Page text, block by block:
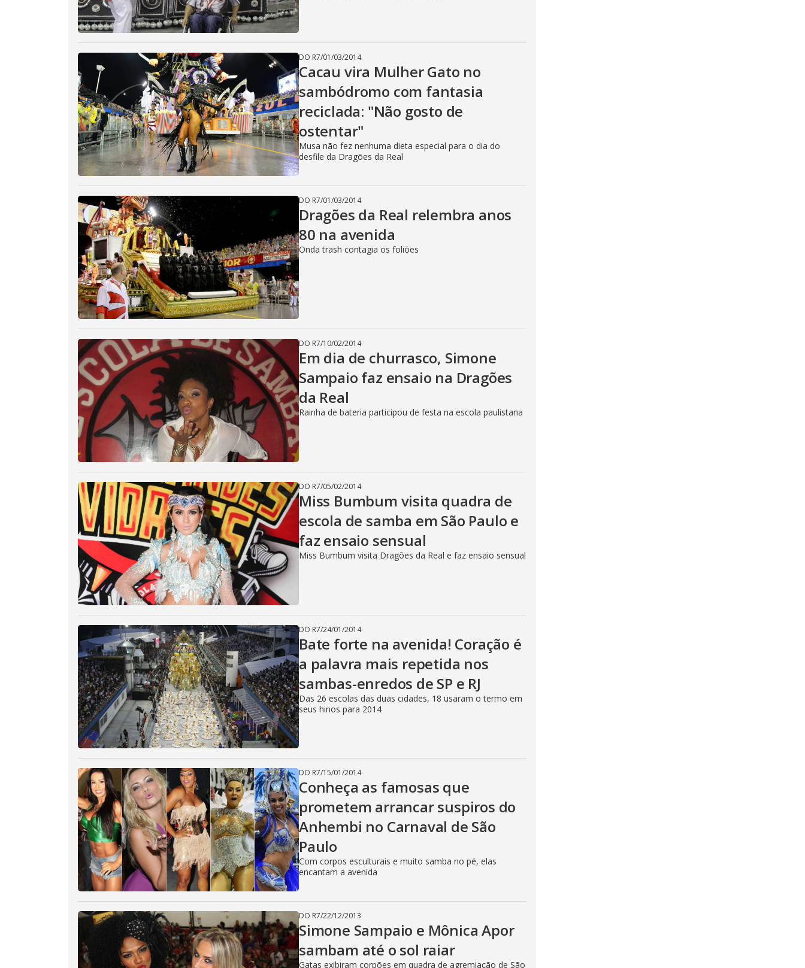
DO R7/01/03/2014
Cacau vira Mulher Gato no
sambódromo com fantasia
reciclada: "Não gosto de
ostentar"
Musa não fez nenhuma dieta especial para o dia do
desfile da Dragões da Real
DO R7/01/03/2014
Dragões da Real relembra anos
80 na avenida
Onda trash contagia os foliões
DO R7/10/02/2014
Em dia de churrasco, Simone
Sampaio faz ensaio na Dragões
da Real
Rainha de bateria participou de festa na escola paulistana
DO R7/05/02/2014
Miss Bumbum visita quadra de
escola de samba em São Paulo e
faz ensaio sensual
Miss Bumbum visita Dragões da Real e faz ensaio sensual
DO R7/24/01/2014
Bate forte na avenida! Coração é
a palavra mais repetida nos
sambas-enredos de SP e RJ
Das 26 escolas das duas cidades, 18 usaram o termo em
seus hinos para 2014
DO R7/15/01/2014
Conheça as famosas que
prometem arrancar suspiros do
Anhembi no Carnaval de São
Paulo
Com corpos esculturais e muito samba no pé, elas
encantam a avenida
DO R7/22/12/2013
Simone Sampaio e Mônica Apor
sambam até o sol raiar
Gatas exibiram corpões em quadra de agremiação de São